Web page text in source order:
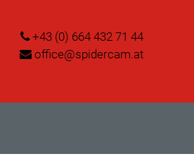
+43 (0) 664 432 71 44
office@spidercam.at